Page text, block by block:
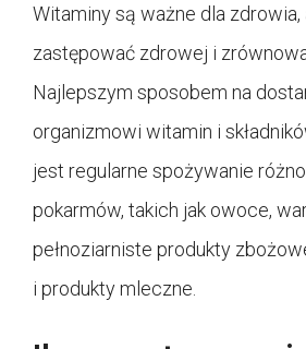
Witaminy są ważne dla
zastępować zdrowej i
Najlepszym sposobem na
organizmowi witamin i
jest regularne spożywanie
pokarmów, takich jak owoce,
pełnoziarniste produkty
i produkty mleczne.